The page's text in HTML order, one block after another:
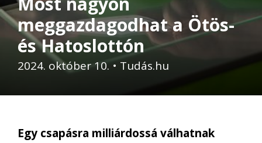
meggazdagodhat a Ötös-
és Hatoslottón
2024. október 10.• Tudás.hu
Egy csapásra milliárdossá válhatnak